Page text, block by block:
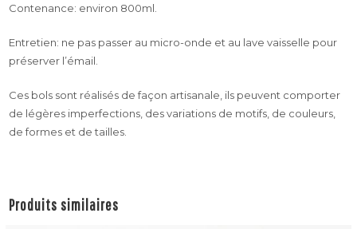
Contenance: environ 800ml.
Entretien: ne pas passer au micro-onde et au lave vaisselle pour
préserver l’émail.
Ces bols sont réalisés de façon artisanale, ils peuvent comporter
de légères imperfections, des variations de motifs, de couleurs,
de formes et de tailles.
Produits similaires